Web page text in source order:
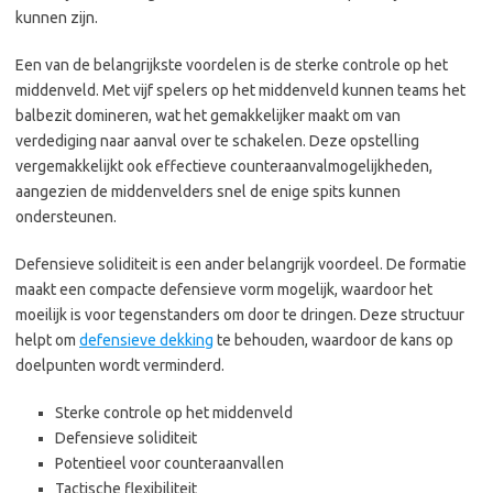
kunnen zijn.
Een van de belangrijkste voordelen is de sterke controle op het
middenveld. Met vijf spelers op het middenveld kunnen teams het
balbezit domineren, wat het gemakkelijker maakt om van
verdediging naar aanval over te schakelen. Deze opstelling
vergemakkelijkt ook effectieve counteraanvalmogelijkheden,
aangezien de middenvelders snel de enige spits kunnen
ondersteunen.
Defensieve soliditeit is een ander belangrijk voordeel. De formatie
maakt een compacte defensieve vorm mogelijk, waardoor het
moeilijk is voor tegenstanders om door te dringen. Deze structuur
helpt om defensieve dekking te behouden, waardoor de kans op
doelpunten wordt verminderd.
Sterke controle op het middenveld
Defensieve soliditeit
Potentieel voor counteraanvallen
Tactische flexibiliteit